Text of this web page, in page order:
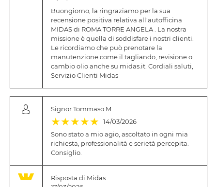
Buongiorno, la ringraziamo per la sua
recensione positiva relativa all'autofficina
MIDAS di ROMA TORRE ANGELA . La nostra
missione è quella di soddisfare i nostri clienti.
Le ricordiamo che può prenotare la
manutenzione come il tagliando, revisione o
cambio olio anche su midas.it. Cordiali saluti,
Servizio Clienti Midas
Signor Tommaso M
(*)
★ (*)
★ (*)
★ (*)
★ (*)
★
14/03/2026
Sono stato a mio agio, ascoltato in ogni mia
richiesta, professionalità e serietà percepita.
Consiglio.
Risposta di Midas